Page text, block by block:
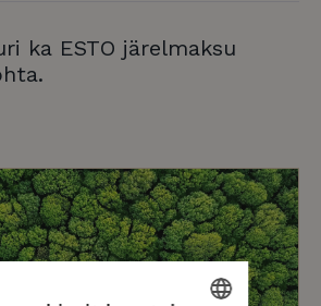
ka ESTO järelmaksu